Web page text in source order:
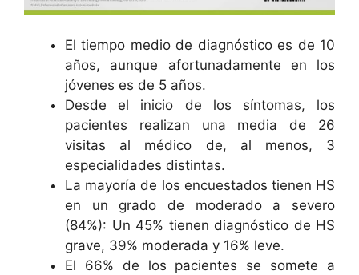
El tiempo medio de diagnóstico es de 10
años, aunque afortunadamente en los
jóvenes es de 5 años.
Desde el inicio de los síntomas, los
pacientes realizan una media de 26
visitas al médico de, al menos, 3
especialidades distintas.
La mayoría de los encuestados tienen HS
en un grado de moderado a severo
(84%): Un 45% tienen diagnóstico de HS
grave, 39% moderada y 16% leve.
El 66% de los pacientes se somete a